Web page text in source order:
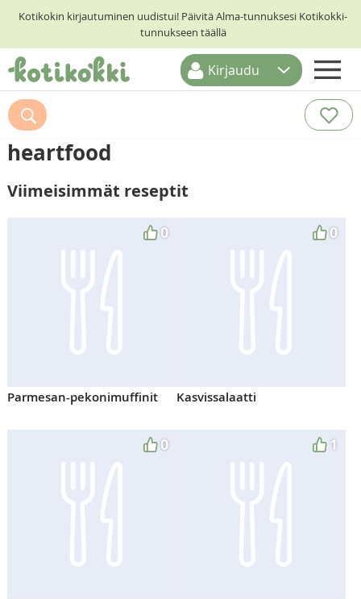
Kotikokin kirjautuminen uudistui! Päivitä Alma-tunnuksesi Kotikokki-
tunnukseen täällä
ETUSIVU
RESEPTIHAKU
RUOKATEEMAT
KESKUSTELUT
Kirjaudu
heartfood
Viimeisimmät reseptit
0
Parmesan-pekonimuffinit
0
Kasvissalaatti
0 1